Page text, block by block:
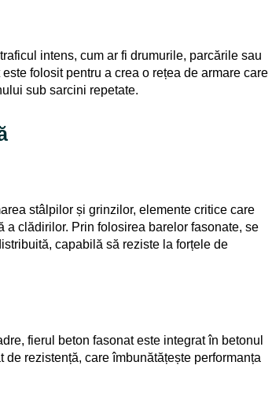
intens, cum ar fi drumurile, parcările sau
folosit pentru a crea o rețea de armare care
sub sarcini repetate.
stâlpilor și grinzilor, elemente critice care
clădirilor. Prin folosirea barelor fasonate, se
capabilă să reziste la forțele de
fierul beton fasonat este integrat în betonul
rezistență, care îmbunătățește performanța